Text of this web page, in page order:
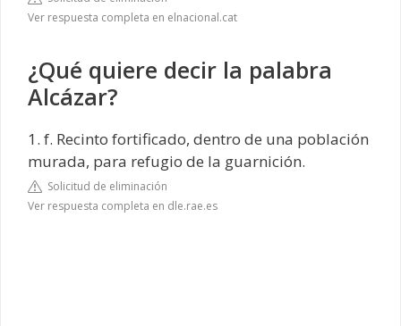
Ver respuesta completa en elnacional.cat
¿Qué quiere decir la palabra
Alcázar?
1. f. Recinto fortificado, dentro de una población
murada, para refugio de la guarnición.
Solicitud de eliminación
Ver respuesta completa en dle.rae.es